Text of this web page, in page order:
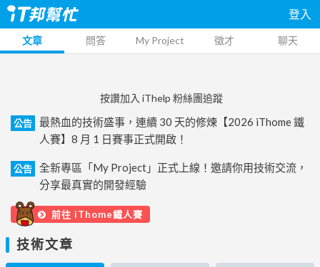
登入
文章 問答 My Project 徵才 聊天
按讚加入 iThelp 粉絲團追蹤
公告
最熱血的技術盛事，連續 30 天的修煉【2026 iThome 鐵
人賽】8 月 1 日賽事正式開啟！
公告
全新專區「My Project」正式上線！邀請你用技術交流，
分享最真實的開發經驗
前往 iThome鐵人賽
技術文章